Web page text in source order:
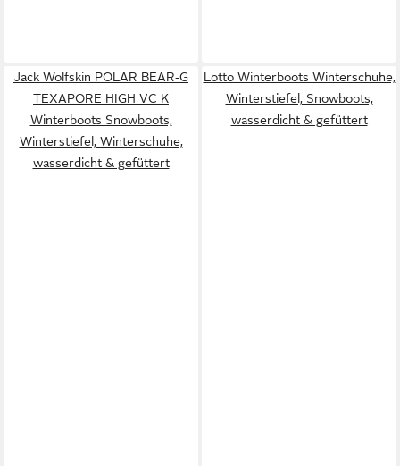
Jack Wolfskin POLAR BEAR-G
TEXAPORE HIGH VC K
Winterboots Snowboots,
Winterstiefel, Winterschuhe,
wasserdicht & gefüttert
Lotto Winterboots Winterschuhe,
Winterstiefel, Snowboots,
wasserdicht & gefüttert